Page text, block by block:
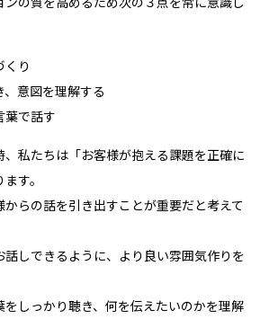
くり
、意図を理解する
葉で話す
、私たちは「お客様が抱える課題を正確に
す。
らの話を引き出すことが重要だと考えて
話しできるように、より良い雰囲気作りを
をしっかり聴き、何を伝えたいのかを理解